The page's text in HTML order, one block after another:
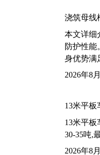
浇筑母线
本文详细
防护性能
身优势满
2026年8
13米平板
13米平板
30-35吨,
2026年8